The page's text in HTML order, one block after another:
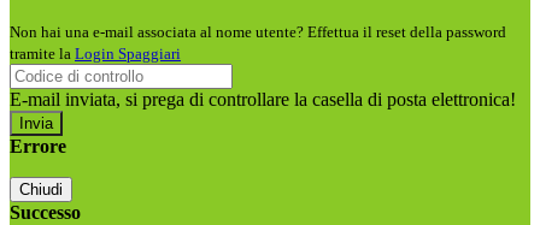
Non hai una e-mail associata al nome utente? Effettua il reset della password
tramite la Login Spaggiari
E-mail inviata, si prega di controllare la casella di posta elettronica!
Errore
Chiudi
Successo